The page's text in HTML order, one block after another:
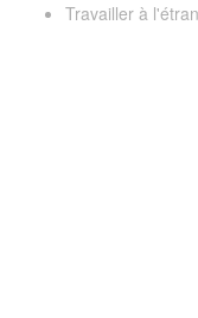
Travailler à